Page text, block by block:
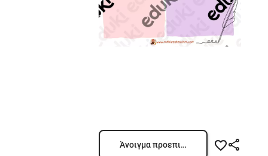
Άνοιγμα προεπισκόπησης